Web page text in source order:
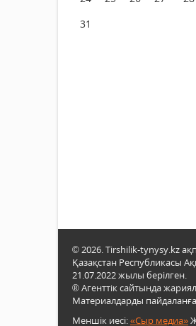
31
© 2026. Tirshilik-tynysy.kz
Қазақстан Республикасы
21.07.2022 жылы берілген.
® Агенттік сайтында
Материалдарды
Меншік иесі:«Сыр медиа»